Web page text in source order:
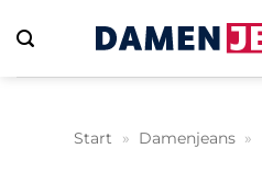
Inhalt
springen
Start » Damenjeans »